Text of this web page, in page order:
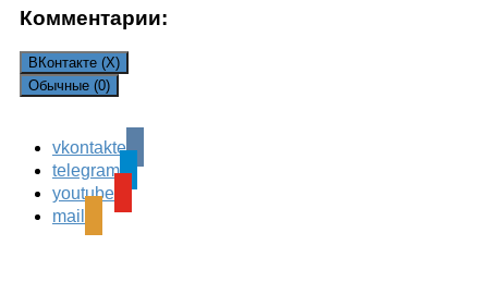
Комментарии:
ВКонтакте (X)
Обычные (0)
Leave a Reply
Ваш адрес email не будет опубликован.
поля помечены
vkontakte
telegram
youtube
mail